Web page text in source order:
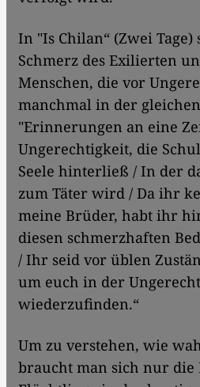
In "Is Chilan“ (Zwei
Schmerz des Exilierten
Menschen, die vor
manchmal in der
"Erinnerungen an eine
Ungerechtigkeit, die
Seele hinterließ / In der
zum Täter wird / Da ihr
meine Brüder, habt ihr
diesen schmerzhaften
/ Ihr seid vor üblen
um euch in der
wiederzufinden.“
Um zu verstehen, wie
braucht man sich nur die